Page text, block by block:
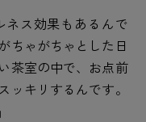
ネス効果もあるんで
ちゃがちゃとした日
茶室の中で、お点前
ッキリするんです。